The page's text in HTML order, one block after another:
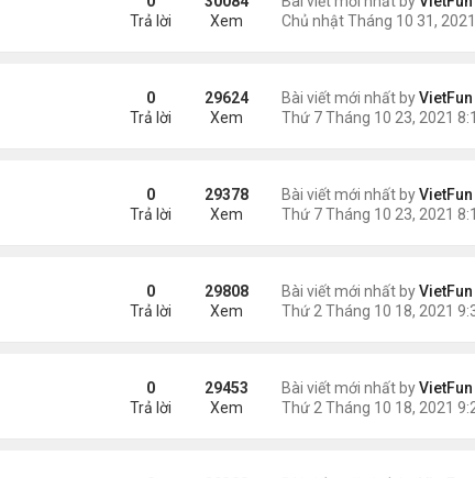
Trả lời
Xem
Bài viết mới nhất byVietFun
0
Trả lời
29624
Xem
Bài viết mới nhất byVietFun
0
Trả lời
29378
Xem
Bài viết mới nhất byVietFun
0
Trả lời
29808
Xem
Bài viết mới nhất byVietFun
0
Trả lời
29453
Xem